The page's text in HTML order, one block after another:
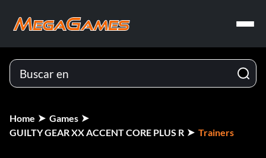
Home
Games
GUILTY GEAR XX ACCENT CORE PLUS R
Trainers